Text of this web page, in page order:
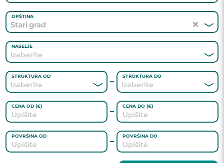
OPŠTINA
Stari grad
NASELJE
STRUKTURA OD STRUKTURA DO
CENA OD (€) CENA DO (€)
POVRŠINA OD POVRŠINA DO